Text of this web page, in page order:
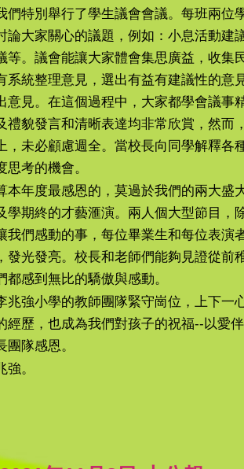
們特別舉行了學生議會會議。每班兩位
論大家關心的議題，例如：小息活動建
等。議會能讓大家體會集思廣益，收集
系統整理意見，選出有益有建議性的意
意見。在這個過程中，大家都學會議事
禮貌發言和清晰表達均非常欣賞，然而
，未必顧慮週全。當校長向同學解釋各
思考的機會。
本年度最感恩的，莫過於我們的兩大盛
學期終的才藝滙演。兩人個大型節目，
我們感動的事，每位畢業生和每位表演
發光發亮。校長和老師們能夠見證從前
都感到無比的驕傲與感動。
兆強小學的教師團隊緊守崗位，上下一
經歷，也成為我們對孩子的祝福--以愛
團隊感恩。
強。